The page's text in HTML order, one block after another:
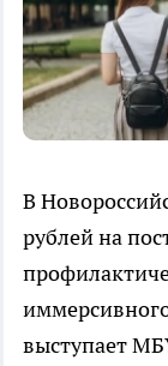
В
рублей на
выступает